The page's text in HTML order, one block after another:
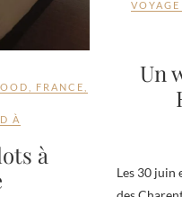
FRANCE
À
à
VOYAGE
Un
Les 30 juin